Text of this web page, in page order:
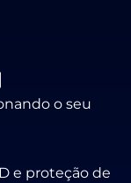
o seu
e proteção de